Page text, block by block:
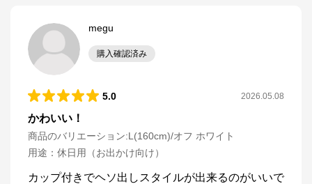
megu
購入確認済み
5.0 2026.05.08
かわいい！
商品のバリエーション:L(160cm)/オフ ホワイト
用途 ： 休日用（お出かけ向け）
カップ付きでヘソ出しスタイルが出来るのがいいで